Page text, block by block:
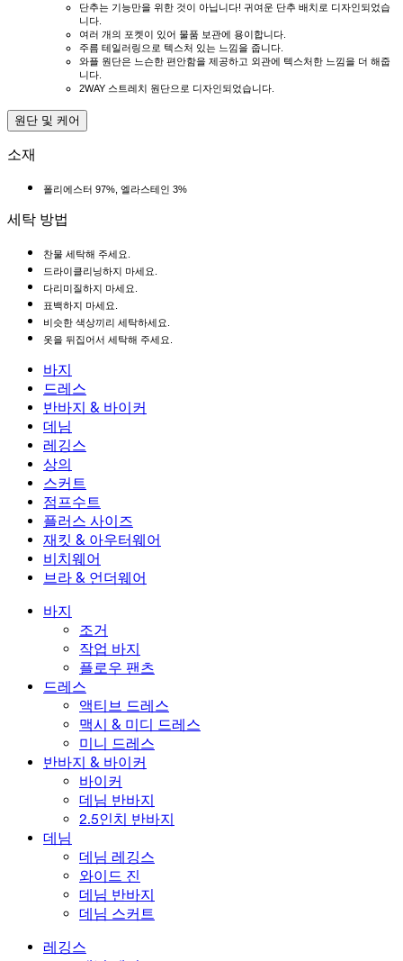
단추는 기능만을 위한 것이 아닙니다! 귀여운 단추 배치로 디자인되었습
니다.
여러 개의 포켓이 있어 물품 보관에 용이합니다.
주름 테일러링으로 텍스처 있는 느낌을 줍니다.
와플 원단은 느슨한 편안함을 제공하고 외관에 텍스처한 느낌을 더 해줍
니다.
2WAY 스트레치 원단으로 디자인되었습니다.
원단 및 케어
소재
폴리에스터 97%, 엘라스테인 3%
세탁 방법
찬물 세탁해 주세요.
드라이클리닝하지 마세요.
다리미질하지 마세요.
표백하지 마세요.
비슷한 색상끼리 세탁하세요.
옷을 뒤집어서 세탁해 주세요.
바지
바지
조거
작업 바지
플로우 팬츠
드레스
드레스
액티브 드레스
맥시 & 미디 드레스
미니 드레스
반바지 & 바이커
반바지 & 바이커
바이커
데님 반바지
2.5인치 반바지
데님
데님
데님 레깅스
와이드 진
데님 반바지
데님 스커트
레깅스
레깅스
데님 레깅스
힙업 레깅스
요가 레깅스
상의
상의
스포츠 브라
티셔츠
스커트
스커트
액티브 스커트
미니 스커트
맥시 & 미디 스커트
점프수트
점프수트
오버롤
롬퍼
플러스 사이즈
플러스 사이즈
플러스 사이즈 하의
플러스 사이즈 상의
플러스 사이즈 드레스
재킷 & 아우터웨어
재킷 & 아우터웨어
재킷 & 아우터웨어
아우터웨어
비치웨어
비치웨어
수영복 상의
수영복 세트
브라 & 언더웨어
브라 & 언더웨어
언더웨어
바지
조거
작업 바지
플로우 팬츠
드레스
액티브 드레스
맥시 & 미디 드레스
미니 드레스
반바지 & 바이커
바이커
데님 반바지
2.5인치 반바지
데님
데님 레깅스
와이드 진
데님 반바지
데님 스커트
레깅스